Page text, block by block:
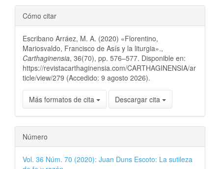
Cómo citar
Escribano Arráez, M. A. (2020) «Florentino,
Mariosvaldo, Francisco de Asís y la liturgia».,
Carthaginensia, 36(70), pp. 576–577. Disponible en:
https://revistacarthaginensia.com/CARTHAGINENSIA/ar
ticle/view/279 (Accedido: 9 agosto 2026).
Más formatos de cita Descargar cita
Número
Vol. 36 Núm. 70 (2020): Juan Duns Escoto: La sutileza